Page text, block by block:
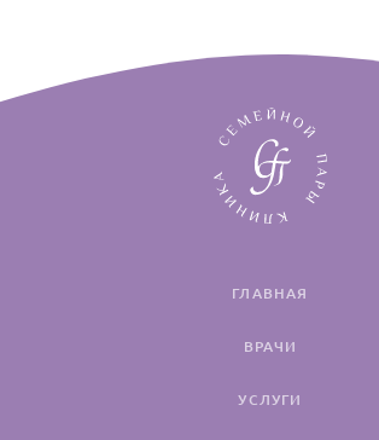
ГЛАВНАЯ
ВРАЧИ
УСЛУГИ